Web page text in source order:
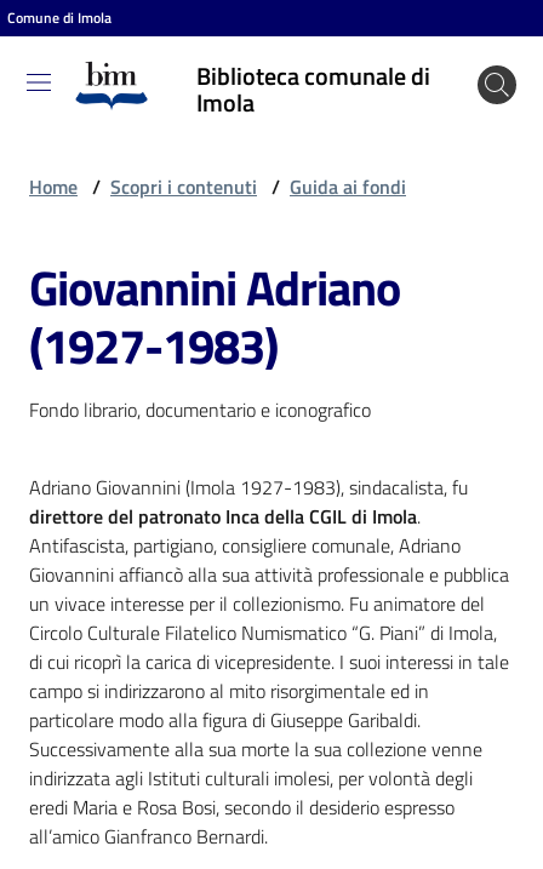
Vai al contenuto
Vai alla navigazione
Vai al footer
Comune di Imola
Biblioteca comunale di
Imola
Biblioteca
comunale
Entra
Cosa
puoi
fare
Scopri
i
contenuti
Risorse
online
Home / Scopri i contenuti / Guida ai fondi
Giovannini Adriano
(1927-1983)
Fondo librario, documentario e iconografico
Adriano Giovannini (Imola 1927-1983), sindacalista, fu
direttore del patronato Inca della CGIL di Imola.
Antifascista, partigiano, consigliere comunale, Adriano
Giovannini affiancò alla sua attività professionale e pubblica
un vivace interesse per il collezionismo. Fu animatore del
Circolo Culturale Filatelico Numismatico “G. Piani” di Imola,
di cui ricoprì la carica di vicepresidente. I suoi interessi in tale
campo si indirizzarono al mito risorgimentale ed in
particolare modo alla figura di Giuseppe Garibaldi.
Successivamente alla sua morte la sua collezione venne
indirizzata agli Istituti culturali imolesi, per volontà degli
eredi Maria e Rosa Bosi, secondo il desiderio espresso
all’amico Gianfranco Bernardi.